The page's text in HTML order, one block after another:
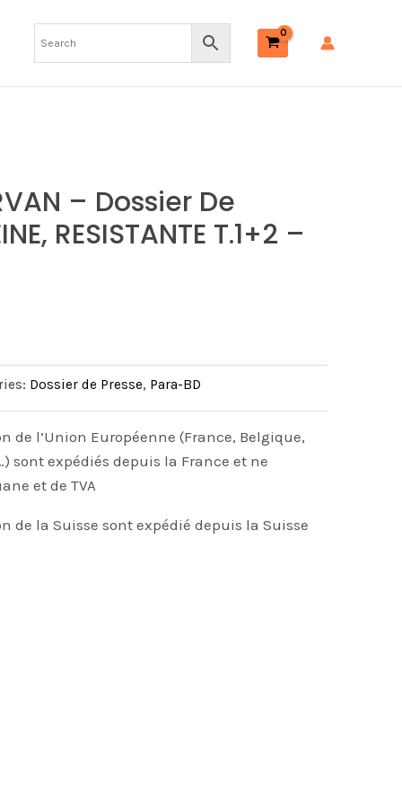
– Dossier De
RESISTANTE T.1+2 –
Dossier de Presse, Para-BD
de l’Union Européenne (France, Belgique,
sont expédiés depuis la France et ne
et de TVA
de la Suisse sont expédié depuis la Suisse